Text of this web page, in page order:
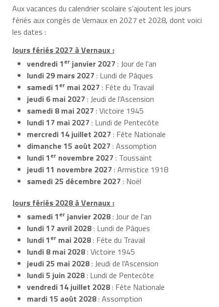
Aux vacances du calendrier scolaire s’ajoutent les jours
fériés aux congés de Vernaux en 2027 et 2028, dont voici
les dates :
Jours fériés 2027 à Vernaux :
vendredi 1er janvier 2027: Jour de l'an
lundi 29 mars 2027: Lundi de Pâques
samedi 1er mai 2027: Fête du Travail
jeudi 6 mai 2027: Jeudi de l'Ascension
samedi 8 mai 2027: Victoire 1945
lundi 17 mai 2027: Lundi de Pentecôte
mercredi 14 juillet 2027: Fête Nationale
dimanche 15 août 2027: Assomption
lundi 1er novembre 2027: Toussaint
jeudi 11 novembre 2027: Armistice 1918
samedi 25 décembre 2027: Noël
Jours fériés 2028 à Vernaux :
samedi 1er janvier 2028: Jour de l'an
lundi 17 avril 2028: Lundi de Pâques
lundi 1er mai 2028: Fête du Travail
lundi 8 mai 2028: Victoire 1945
jeudi 25 mai 2028: Jeudi de l'Ascension
lundi 5 juin 2028: Lundi de Pentecôte
vendredi 14 juillet 2028: Fête Nationale
mardi 15 août 2028: Assomption